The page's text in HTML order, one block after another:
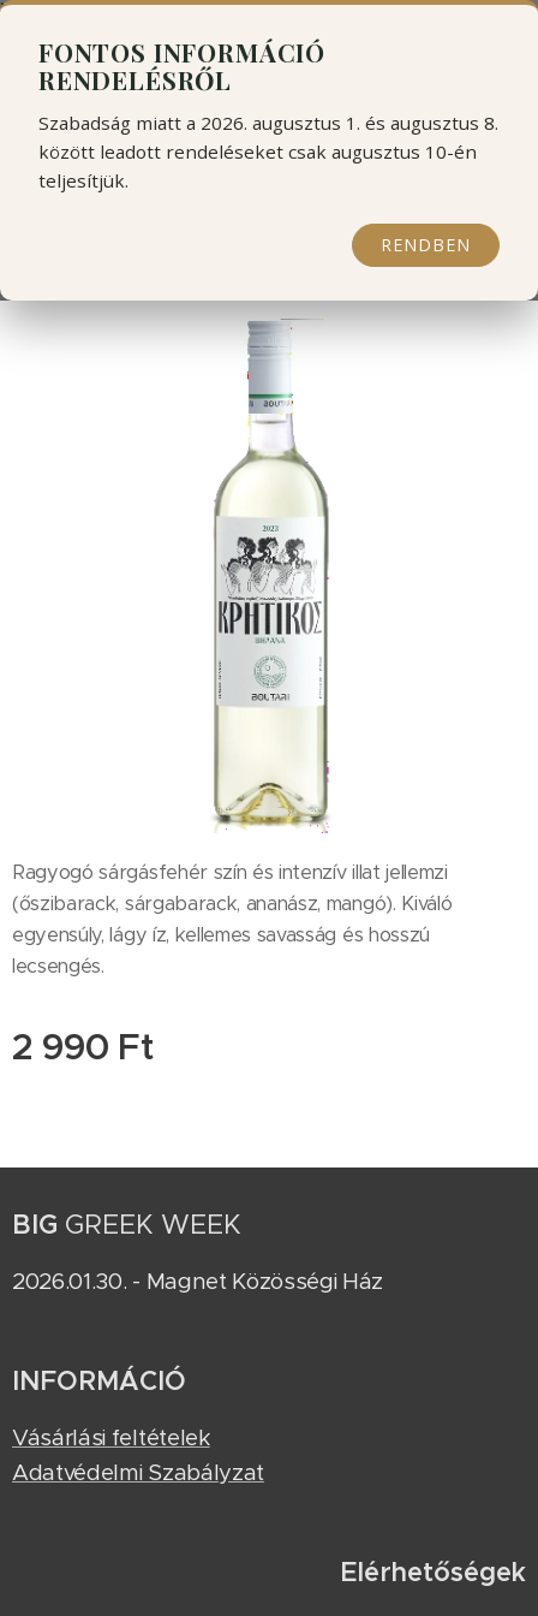
```html
FONTOS INFORMÁCIÓ
RENDELÉSRŐL
Szabadság miatt a 2026. augusztus 1. és augusztus 8.
között leadott rendeléseket csak augusztus 10-én
teljesítjük.
RENDBEN
Boutari krétai ΚΡΗΤIΚΟΣ
Ragyogó sárgásfehér szín és intenzív illat jellemzi
(őszibarack, sárgabarack, ananász, mangó). Kiváló
egyensúly, lágy íz, kellemes savasság és hosszú
lecsengés.
2 990 Ft
BIG GREEK WEEK
2026.01.30. - Magnet Közösségi Ház
INFORMÁCIÓ
Vásárlási feltételek
Adatvédelmi Szabályzat
Elérhetőségek